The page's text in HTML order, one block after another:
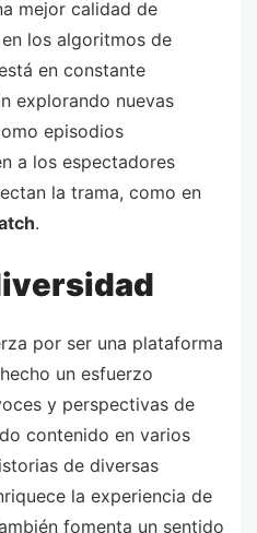
mejor calidad de
los algoritmos de
en constante
explorando nuevas
episodios
a los espectadores
la trama, como en
.
por ser una plataforma
un esfuerzo
y perspectivas de
contenido en varios
de diversas
la experiencia de
fomenta un sentido